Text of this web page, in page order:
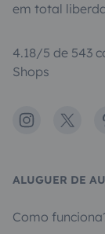
em total
4.18/5 de 543
Shops
Instagram
X
ALUGUER DE
Como